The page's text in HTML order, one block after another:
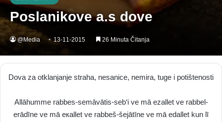
Poslanikove a.s dove
@Media 13-11-2015 26 Minuta Čitanja
Dova za otklanjanje straha, nesanice, nemira, tuge i potištenosti
Allāhumme rabbes-semāvātis-seb‘i ve mā ezallet ve rabbel-
erādīne ve mā eкallet ve rabbeš-šejātīne ve mā edallet kun lī